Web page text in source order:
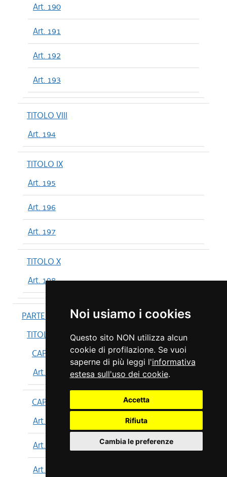
Noi usiamo i cookies
Questo sito NON utilizza alcun
cookie di profilazione. Se vuoi
saperne di più leggi l'informativa
estesa sull'uso dei cookie.
Accetta
Rifiuta
Cambia le preferenze
Art. 190
Art. 191
Art. 192
Art. 193
TITOLO VIII
Art. 194
TITOLO IX
Art. 195
Art. 196
Art. 197
TITOLO X
Art. 198
PARTE IV
TITOLO I
CAPO I
Art. 199
CAPO II
Art. 200
Art. 201
Art. 202